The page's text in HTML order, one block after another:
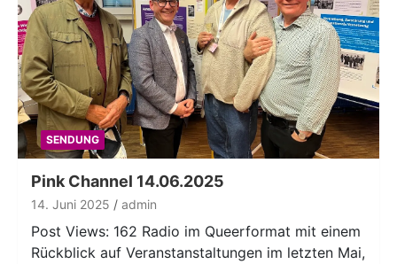
SENDUNG
Pink Channel 14.06.2025
14. Juni 2025 admin
Post Views: 162 Radio im Queerformat mit einem
Rückblick auf Veranstanstaltungen im letzten Mai,